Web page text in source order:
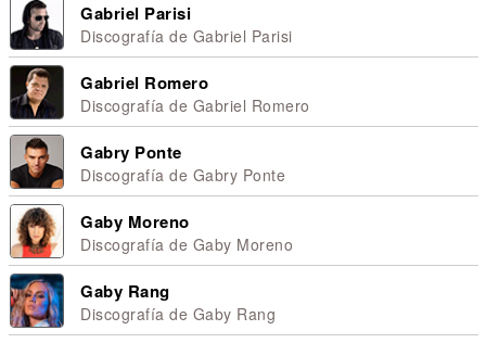
Gabriel Parisi
Discografía de Gabriel Parisi
Gabriel Romero
Discografía de Gabriel Romero
Gabry Ponte
Discografía de Gabry Ponte
Gaby Moreno
Discografía de Gaby Moreno
Gaby Rang
Discografía de Gaby Rang